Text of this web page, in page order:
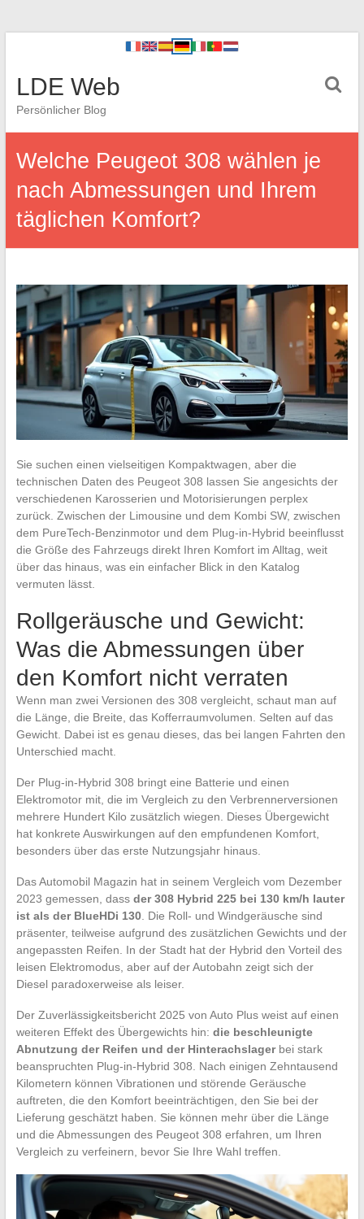
LDE Web
Persönlicher Blog
Welche Peugeot 308 wählen je
nach Abmessungen und Ihrem
täglichen Komfort?
Sie suchen einen vielseitigen Kompaktwagen, aber die
technischen Daten des Peugeot 308 lassen Sie angesichts der
verschiedenen Karosserien und Motorisierungen perplex
zurück. Zwischen der Limousine und dem Kombi SW, zwischen
dem PureTech-Benzinmotor und dem Plug-in-Hybrid beeinflusst
die Größe des Fahrzeugs direkt Ihren Komfort im Alltag, weit
über das hinaus, was ein einfacher Blick in den Katalog
vermuten lässt.
Rollgeräusche und Gewicht:
Was die Abmessungen über
den Komfort nicht verraten
Wenn man zwei Versionen des 308 vergleicht, schaut man auf
die Länge, die Breite, das Kofferraumvolumen. Selten auf das
Gewicht. Dabei ist es genau dieses, das bei langen Fahrten den
Unterschied macht.
Der Plug-in-Hybrid 308 bringt eine Batterie und einen
Elektromotor mit, die im Vergleich zu den Verbrennerversionen
mehrere Hundert Kilo zusätzlich wiegen. Dieses Übergewicht
hat konkrete Auswirkungen auf den empfundenen Komfort,
besonders über das erste Nutzungsjahr hinaus.
Das Automobil Magazin hat in seinem Vergleich vom Dezember
2023 gemessen, dass der 308 Hybrid 225 bei 130 km/h lauter
ist als der BlueHDi 130. Die Roll- und Windgeräusche sind
präsenter, teilweise aufgrund des zusätzlichen Gewichts und der
angepassten Reifen. In der Stadt hat der Hybrid den Vorteil des
leisen Elektromodus, aber auf der Autobahn zeigt sich der
Diesel paradoxerweise als leiser.
Der Zuverlässigkeitsbericht 2025 von Auto Plus weist auf einen
weiteren Effekt des Übergewichts hin: die beschleunigte
Abnutzung der Reifen und der Hinterachslagerbei stark
beanspruchten Plug-in-Hybrid 308. Nach einigen Zehntausend
Kilometern können Vibrationen und störende Geräusche
auftreten, die den Komfort beeinträchtigen, den Sie bei der
Lieferung geschätzt haben. Sie können mehr über die Länge
und die Abmessungen des Peugeot 308 erfahren, um Ihren
Vergleich zu verfeinern, bevor Sie Ihre Wahl treffen.